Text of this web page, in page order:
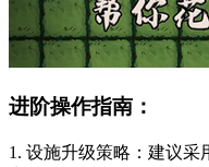
进阶操作指南：
1. 设施升级策略：建议